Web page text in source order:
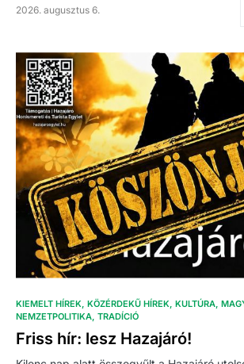
2026. augusztus 6.
KIEMELT HÍREK KÖZÉRDEKŰ HÍREK KULTÚRA
NEMZETPOLITIKA TRADÍCIÓ
Friss hír: lesz Hazajáró!